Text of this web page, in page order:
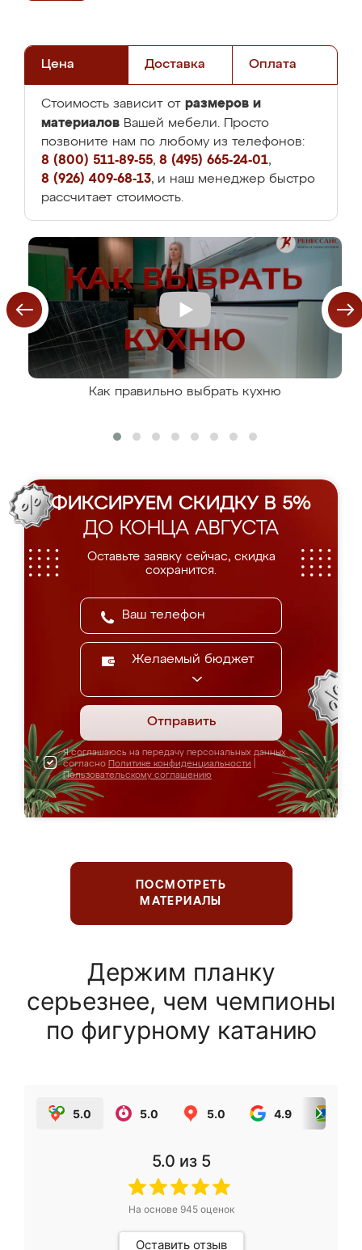
Цена Доставка Оплата
Стоимость зависит от размеров и
материалов Вашей мебели. Просто
позвоните нам по любому из телефонов:
8 (800) 511-89-55, 8 (495) 665-24-01,
8 (926) 409-68-13, и наш менеджер быстро
рассчитает стоимость.
Как правильно выбрать кухню
ФИКСИРУЕМ СКИДКУ В 5%
ДО КОНЦА АВГУСТА
Оставьте заявку сейчас, скидка
сохранится.
Желаемый бюджет
Отправить
Я соглашаюсь на передачу персональных данных
согласно Политике конфиденциальности
Пользовательскому соглашению
ПОСМОТРЕТЬ
МАТЕРИАЛЫ
Держим планку
серьезнее, чем чемпионы
по фигурному катанию
5.0 5.0 5.0 4.9
5.0 из 5
На основе 945оценок
Оставить отзыв